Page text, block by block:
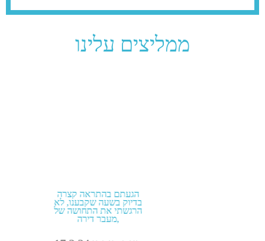
ממליצים עלינו
הזמנתי הובלה מהיום להיום
בתוך תל אביב קיבלתי גם